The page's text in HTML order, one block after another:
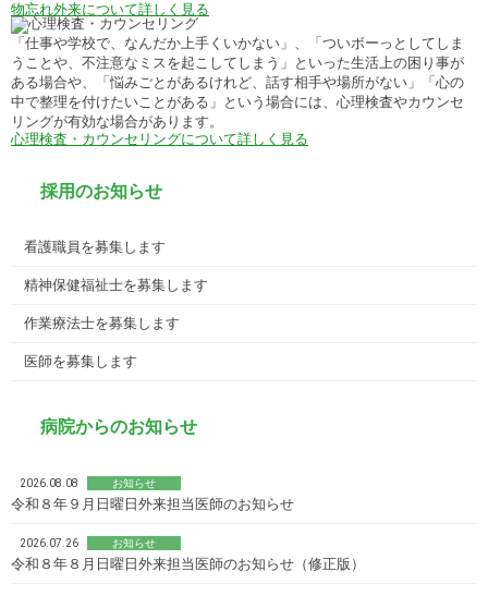
物忘れ外来について詳しく見る
「仕事や学校で、なんだか上手くいかない」、「ついボーっとしてしま
うことや、不注意なミスを起こしてしまう」といった生活上の困り事が
ある場合や、「悩みごとがあるけれど、話す相手や場所がない」「心の
中で整理を付けたいことがある」という場合には、心理検査やカウンセ
リングが有効な場合があります。
心理検査・カウンセリングについて詳しく見る
採用のお知らせ
看護職員を募集します
精神保健福祉士を募集します
作業療法士を募集します
医師を募集します
病院からのお知らせ
2026.08.08 お知らせ
令和８年９月日曜日外来担当医師のお知らせ
2026.07.26 お知らせ
令和８年８月日曜日外来担当医師のお知らせ（修正版）